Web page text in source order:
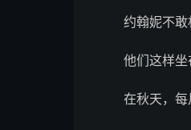
约翰妮不敢相
他们这样坐在
在秋天，每片